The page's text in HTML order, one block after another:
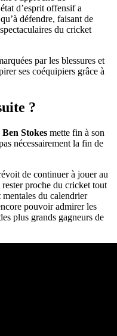
d’esprit offensif a
défendre, faisant de
du cricket
par les blessures et
ses coéquipiers grâce à
?
Stokes mette fin à son
nécessairement la fin de
de continuer à jouer au
proche du cricket tout
du calendrier
pouvoir admirer les
plus grands gagneurs de